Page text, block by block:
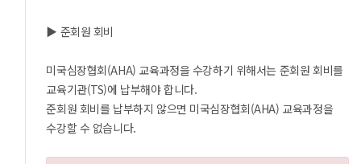
▶ 준회원 회비
미국심장협회(AHA) 교육과정을 수강하기 위해서는 준회원 회비를
교육기관(TS)에 납부해야 합니다.
준회원 회비를 납부하지 않으면 미국심장협회(AHA) 교육과정을
수강할 수 없습니다.